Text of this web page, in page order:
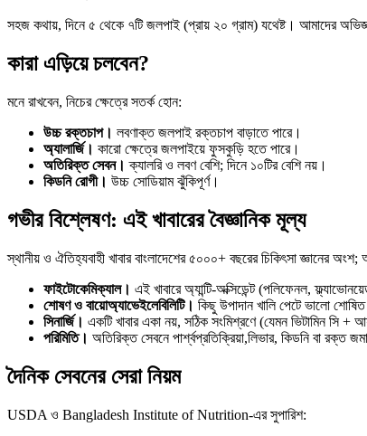
সহজ কথায়, দিনে ৫ থেকে ৭টি জলপাই (প্রায় ২০ গ্রাম) যথেষ্ট। আমাদের
কারা এড়িয়ে চলবেন?
মনে রাখবেন, নিচের ক্ষেত্রে সতর্ক হোন:
উচ্চ রক্তচাপ। লবণাক্ত জলপাই রক্তচাপ বাড়াতে পারে।
অ্যালার্জি। কারো ক্ষেত্রে জলপাইয়ে ফুসকুড়ি হতে পারে।
অতিরিক্ত সেবন। ক্যালরি ও লবণ বেশি; দিনে ১০টির বেশি নয়।
কিডনি রোগী। উচ্চ সোডিয়াম ঝুঁকিপূর্ণ।
গভীর বিশ্লেষণ: এই খাবারের বৈজ্ঞানিক মূল্য
স্থানীয় ও ঐতিহ্যবাহী খাবার বাংলাদেশের ৫০০০+ বছরের চিকিৎসা জ্ঞানের
ফাইটোকেমিক্যাল। এই খাবারে অ্যান্টি-অক্সিডেন্ট (পলিফেনল,
শোষণ ও বায়োঅ্যাভেইলেবিলিটি। কিছু উপাদান খালি পেটে ভালো
সিনার্জি। একটি খাবার একা নয়, সঠিক সংমিশ্রণে (যেমন ভিটামিন সি +
পরিমিতি। অতিরিক্ত সেবনে পার্শ্বপ্রতিক্রিয়া,লিভার, কিডনি বা রক্ত
দৈনিক সেবনের সেরা নিয়ম
USDA ও Bangladesh Institute of Nutrition-এর সুপারিশ: